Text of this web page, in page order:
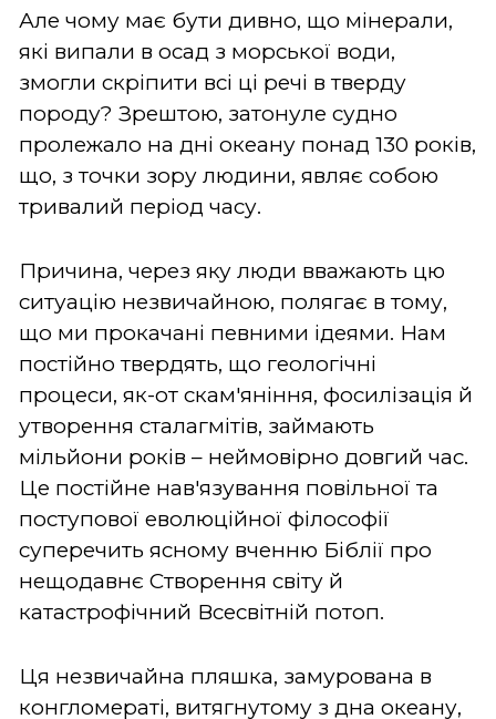
Але чому має бути дивно, що мінерали,
які випали в осад з морської води,
змогли скріпити всі ці речі в тверду
породу? Зрештою, затонуле судно
пролежало на дні океану понад 130 років,
що, з точки зору людини, являє собою
тривалий період часу.
Причина, через яку люди вважають цю
ситуацію незвичайною, полягає в тому,
що ми прокачані певними ідеями. Нам
постійно твердять, що геологічні
процеси, як-от скам'яніння, фосилізація й
утворення сталагмітів, займають
мільйони років – неймовірно довгий час.
Це постійне нав'язування повільної та
поступової еволюційної філософії
суперечить ясному вченню Біблії про
нещодавнє Створення світу й
катастрофічний Всесвітній потоп.
Ця незвичайна пляшка, замурована в
конгломераті, витягнутому з дна океану,